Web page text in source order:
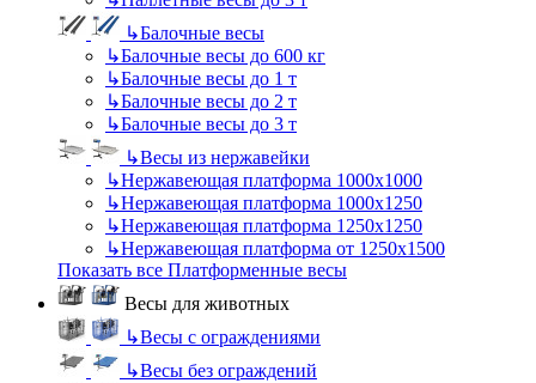
↳Балочные весы
↳Балочные весы до 600 кг
↳Балочные весы до 1 т
↳Балочные весы до 2 т
↳Балочные весы до 3 т
↳Весы из нержавейки
↳Нержавеющая платформа 1000х1000
↳Нержавеющая платформа 1000х1250
↳Нержавеющая платформа 1250х1250
↳Нержавеющая платформа от 1250х1500
Показать все Платформенные весы
Весы для животных
↳Весы с ограждениями
↳Весы без ограждений